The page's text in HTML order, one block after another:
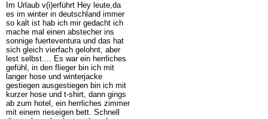
Im Urlaub v(i)erführt Hey leute,da
es im winter in deutschland immer
so kalt ist hab ich mir gedacht ich
mache mal einen abstecher ins
sonnige fuerteventura und das hat
sich gleich vierfach gelohnt, aber
lest selbst.... Es war ein herrliches
gefühl, in den flieger bin ich mit
langer hose und winterjacke
gestiegen ausgestiegen bin ich mit
kurzer hose und t-shirt, dann gings
ab zum hotel, ein herrliches zimmer
mit einem rieseigen bett. Schnell